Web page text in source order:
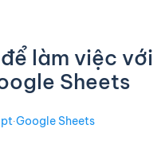
làm việc với
Sheets
∙Google Sheets